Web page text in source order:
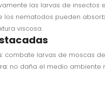
las larvas de
los nematodos pueden
viscosa.
: combate larvas de moscas
: no daña el medio ambiente